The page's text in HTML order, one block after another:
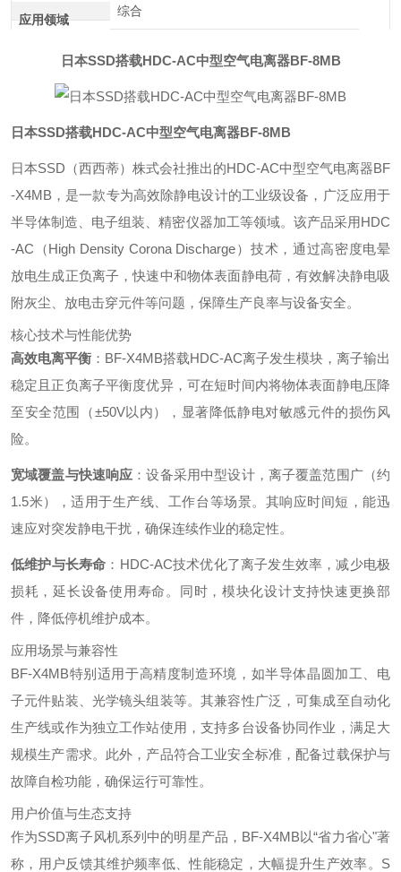
应用领域
综合
日本SSD搭载HDC-AC中型空气电离器BF-8MB
日本SSD搭载HDC-AC中型空气电离器BF-8MB
日本SSD（西西蒂）株式会社推出的HDC-AC中型空气电离器BF
-X4MB，是一款专为高效除静电设计的工业级设备，广泛应用于
半导体制造、电子组装、精密仪器加工等领域。该产品采用HDC
-AC（High Density Corona Discharge）技术，通过高密度电晕
放电生成正负离子，快速中和物体表面静电荷，有效解决静电吸
附灰尘、放电击穿元件等问题，保障生产良率与设备安全。
核心技术与性能优势
高效电离平衡 ：BF-X4MB搭载HDC-AC离子发生模块，离子输出
稳定且正负离子平衡度优异，可在短时间内将物体表面静电压降
至安全范围（±50V以内），显著降低静电对敏感元件的损伤风
险。
宽域覆盖与快速响应 ：设备采用中型设计，离子覆盖范围广（约
1.5米），适用于生产线、工作台等场景。其响应时间短，能迅
速应对突发静电干扰，确保连续作业的稳定性。
低维护与长寿命 ：HDC-AC技术优化了离子发生效率，减少电极
损耗，延长设备使用寿命。同时，模块化设计支持快速更换部
件，降低停机维护成本。
应用场景与兼容性
BF-X4MB特别适用于高精度制造环境，如半导体晶圆加工、电
子元件贴装、光学镜头组装等。其兼容性广泛，可集成至自动化
生产线或作为独立工作站使用，支持多台设备协同作业，满足大
规模生产需求。此外，产品符合工业安全标准，配备过载保护与
故障自检功能，确保运行可靠性。
用户价值与生态支持
作为SSD离子风机系列中的明星产品，BF-X4MB以“省力省心"著
称，用户反馈其维护频率低、性能稳定，大幅提升生产效率。S